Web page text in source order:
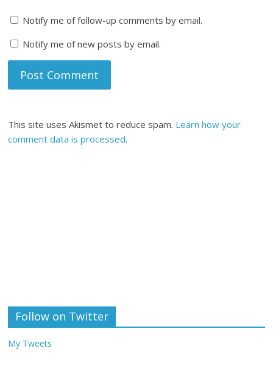
Notify me of follow-up comments by email.
Notify me of new posts by email.
This site uses Akismet to reduce spam. Learn how your
comment data is processed.
Follow on Twitter
My Tweets